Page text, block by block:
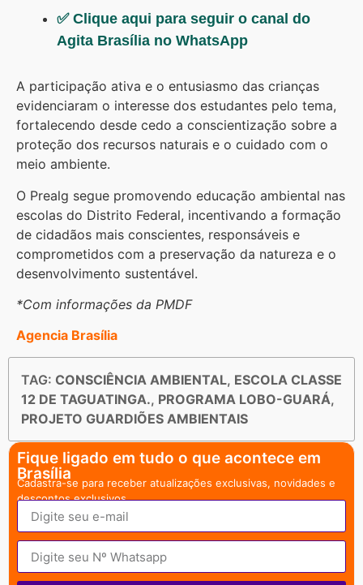
✅ Clique aqui para seguir o canal do
Agita Brasília no WhatsApp
A participação ativa e o entusiasmo das crianças
evidenciaram o interesse dos estudantes pelo tema,
fortalecendo desde cedo a conscientização sobre a
proteção dos recursos naturais e o cuidado com o
meio ambiente.
O Prealg segue promovendo educação ambiental nas
escolas do Distrito Federal, incentivando a formação
de cidadãos mais conscientes, responsáveis e
comprometidos com a preservação da natureza e o
desenvolvimento sustentável.
*Com informações da PMDF
Agencia Brasília
TAG: CONSCIÊNCIA AMBIENTAL, ESCOLA CLASSE
12 DE TAGUATINGA., PROGRAMA LOBO-GUARÁ,
PROJETO GUARDIÕES AMBIENTAIS
Fique ligado em tudo o que acontece em
Brasília
Cadastra-se para receber atualizações exclusivas, novidades e
descontos exclusivos.